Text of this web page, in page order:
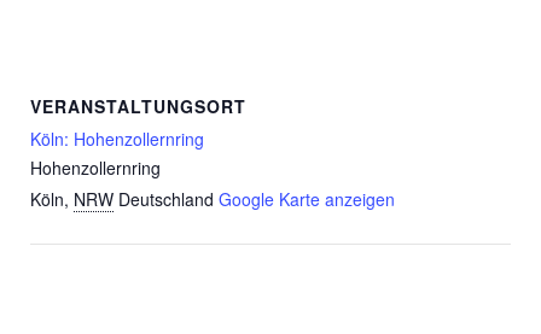
VERANSTALTUNGSORT
Köln: Hohenzollernring
Hohenzollernring
Köln, NRW Deutschland Google Karte anzeigen